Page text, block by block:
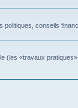
politiques, conseils
(les «travaux